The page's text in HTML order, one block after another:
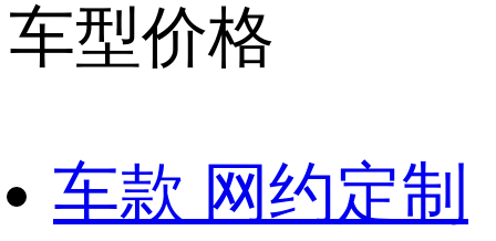
车型价格
车款 网约定制